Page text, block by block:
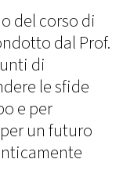
del corso di
dal Prof.
di
le sfide
e per
un futuro